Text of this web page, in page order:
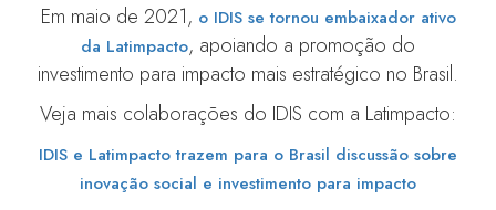
Em maio de 2021, o IDIS se tornou embaixador ativo
da Latimpacto, apoiando a promoção do
investimento para impacto mais estratégico no Brasil.
Veja mais colaborações do IDIS com a Latimpacto:
IDIS e Latimpacto trazem para o Brasil discussão sobre
inovação social e investimento para impacto